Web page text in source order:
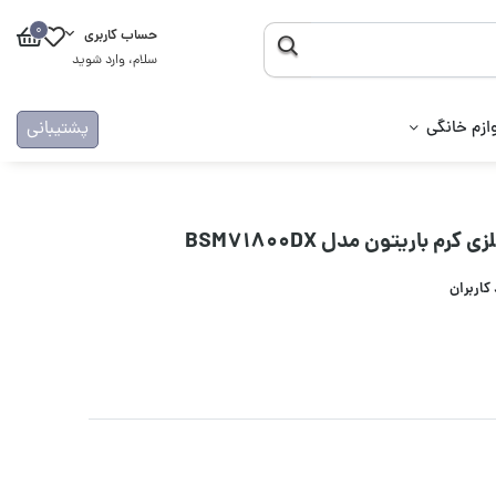
حساب کاربری
سلام، وارد شوید
0
خانگی پشتیبانی